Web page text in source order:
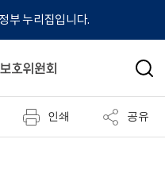
부 누리집입니다.
검
인쇄 공유